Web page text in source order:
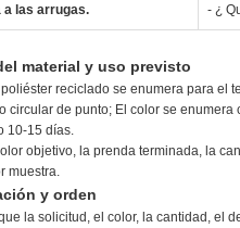
las arrugas. - ¿
material y uso previsto
reciclado se enumera para el
circular de punto; El color se
10-15 días.
objetivo, la prenda terminada, la
muestra.
y orden
la solicitud, el color, la cantidad, el